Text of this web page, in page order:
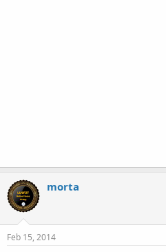
morta
Feb 15, 2014